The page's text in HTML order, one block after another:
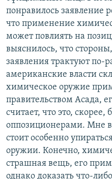
понравилось заявление
что применение
может повлиять на
выяснилось, что
заявления трактуют по-
американские власти
химическое оружие
правительством Асада,
считает, что это, скорее,
оппозиционерами. Мне
стоит особенно
оружии. Конечно,
страшная вещь, его
однако доказать что-